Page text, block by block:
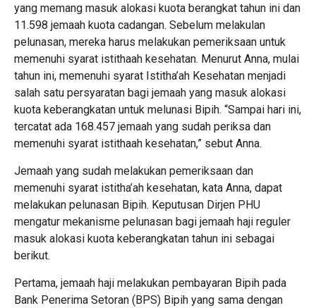
yang memang masuk alokasi kuota berangkat tahun ini dan
11.598 jemaah kuota cadangan. Sebelum melakulan
pelunasan, mereka harus melakukan pemeriksaan untuk
memenuhi syarat istithaah kesehatan. Menurut Anna, mulai
tahun ini, memenuhi syarat Istitha’ah Kesehatan menjadi
salah satu persyaratan bagi jemaah yang masuk alokasi
kuota keberangkatan untuk melunasi Bipih. “Sampai hari ini,
tercatat ada 168.457 jemaah yang sudah periksa dan
memenuhi syarat istithaah kesehatan,” sebut Anna.
Jemaah yang sudah melakukan pemeriksaan dan
memenuhi syarat istitha’ah kesehatan, kata Anna, dapat
melakukan pelunasan Bipih. Keputusan Dirjen PHU
mengatur mekanisme pelunasan bagi jemaah haji reguler
masuk alokasi kuota keberangkatan tahun ini sebagai
berikut.
Pertama, jemaah haji melakukan pembayaran Bipih pada
Bank Penerima Setoran (BPS) Bipih yang sama dengan